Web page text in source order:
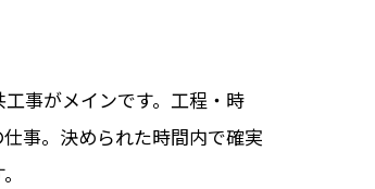
事がメインです。工程・時
事。決められた時間内で確実